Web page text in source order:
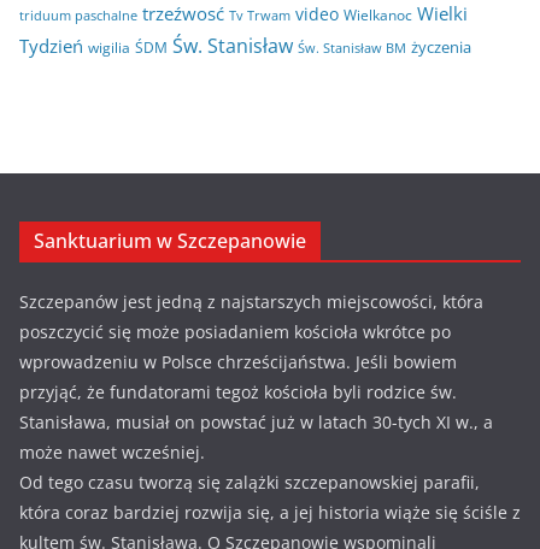
triduum paschalne trzeźwosć Tv Trwam video Wielkanoc Wielki
Tydzień wigilia ŚDM Św. Stanisław Św. Stanisław BM życzenia
Sanktuarium w Szczepanowie
Szczepanów jest jedną z najstarszych miejscowości, która
poszczycić się może posiadaniem kościoła wkrótce po
wprowadzeniu w Polsce chrześcijaństwa. Jeśli bowiem
przyjąć, że fundatorami tegoż kościoła byli rodzice św.
Stanisława, musiał on powstać już w latach 30-tych XI w., a
może nawet wcześniej.
Od tego czasu tworzą się zalążki szczepanowskiej parafii,
która coraz bardziej rozwija się, a jej historia wiąże się ściśle z
kultem św. Stanisława. O Szczepanowie wspominali